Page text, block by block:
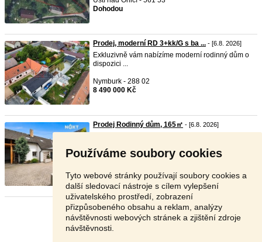
Používáme soubory cookies
Tyto webové stránky používají soubory cookies a
další sledovací nástroje s cílem vylepšení
uživatelského prostředí, zobrazení
přizpůsobeného obsahu a reklam, analýzy
návštěvnosti webových stránek a zjištění zdroje
návštěvnosti.
Dohodou
Prodej, moderní RD 3+kk/G s ba ... - [6.8. 2026]
Exkluzivně vám nabízíme moderní rodinný dům o
dispozici ...
Nymburk - 288 02
8 490 000 Kč
Prodej Rodinný dům, 165㎡ - [6.8. 2026]
8 690 000 Kč
Stránka: 1 2 3 Další